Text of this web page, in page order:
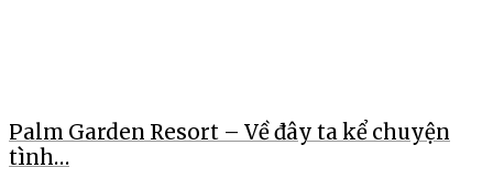
Palm Garden Resort – Về đây ta kể chuyện
tình…